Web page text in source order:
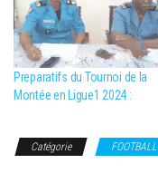
Preparatifs du Tournoi de la
Montée en Ligue1 2024 :
Catégorie FOOTBALL